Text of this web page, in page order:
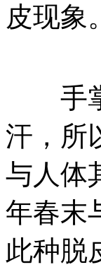
皮现象
手掌
汗，所
与人体
年春末
此种脱